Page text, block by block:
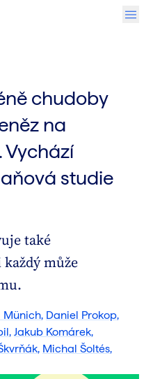
chudoby
na
Vychází
studie
také
může
Münich, Daniel Prokop,
, Jakub Komárek,
, Michal Šoltés,